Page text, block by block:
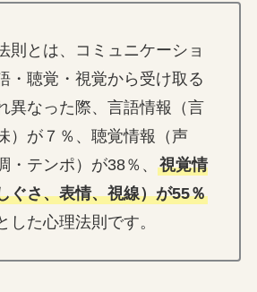
則とは、コミュニケーショ
・聴覚・視覚から受け取る
異なった際、言語情報（言
）が７％、聴覚情報（声
・テンポ）が38％、 視覚情
ぐさ、表情、視線）が55％
した心理法則です。